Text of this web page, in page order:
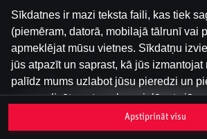
Sīkdatnes ir mazi teksta faili, kas tiek
(piemēram, datorā, mobilajā tālrunī vai
apmeklējat mūsu vietnes. Sīkdatņu
jūs atpazīt un saprast, kā jūs izmantojat
palīdz mums uzlabot jūsu pieredzi un
personalizētu saturu, kas pielāgots
Sīkdatnes var būt pagaidu (tā sauktas
Apstiprināt visu